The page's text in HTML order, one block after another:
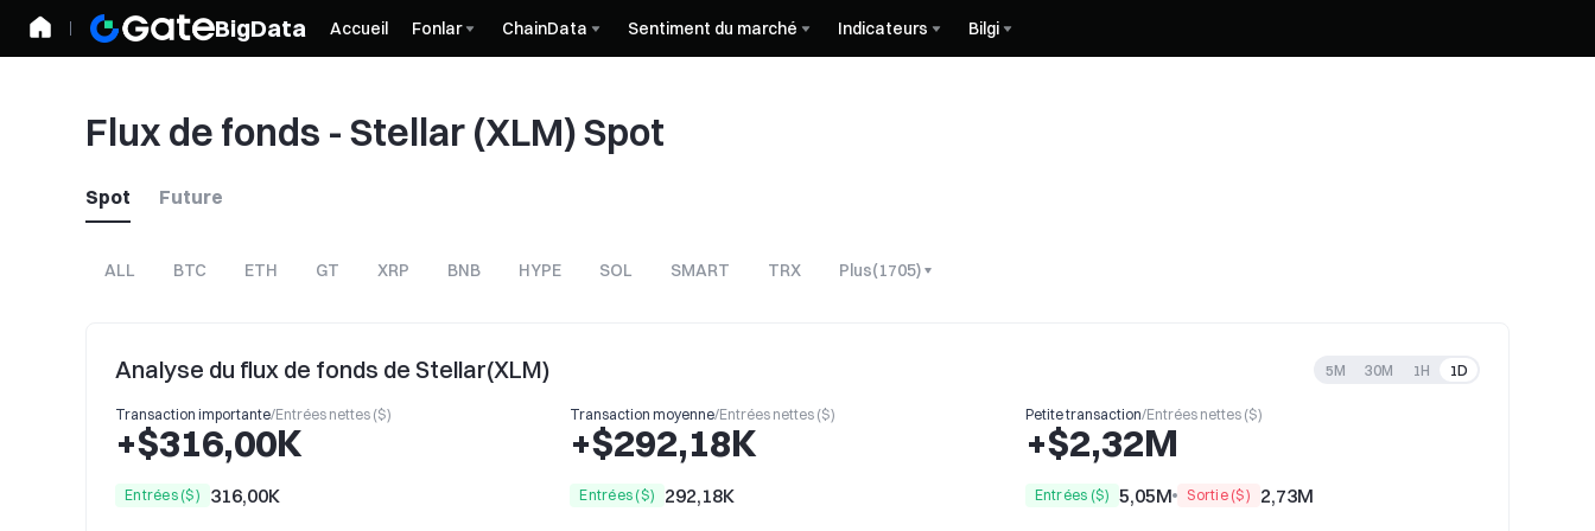
BigData Accueil Fonlar ChainData Sentiment du marché Indicateurs Bilgi
Flux de fonds - Stellar (XLM) Spot
Spot Future
ALL BTC ETH GT XRP BNB HYPE SOL SMART TRX Plus(1705)
Analyse du flux de fonds de Stellar(XLM) 5M 30M 1H 1D
Transaction importante/Entrées nettes ($)
+$316,00K
Entrées ($) 316,00K
Transaction moyenne/Entrées nettes ($)
+$292,18K
Entrées ($) 292,18K
Petite transaction/Entrées nettes ($)
+$2,32M
Entrées ($) 5,05M Sortie ($) 2,73M